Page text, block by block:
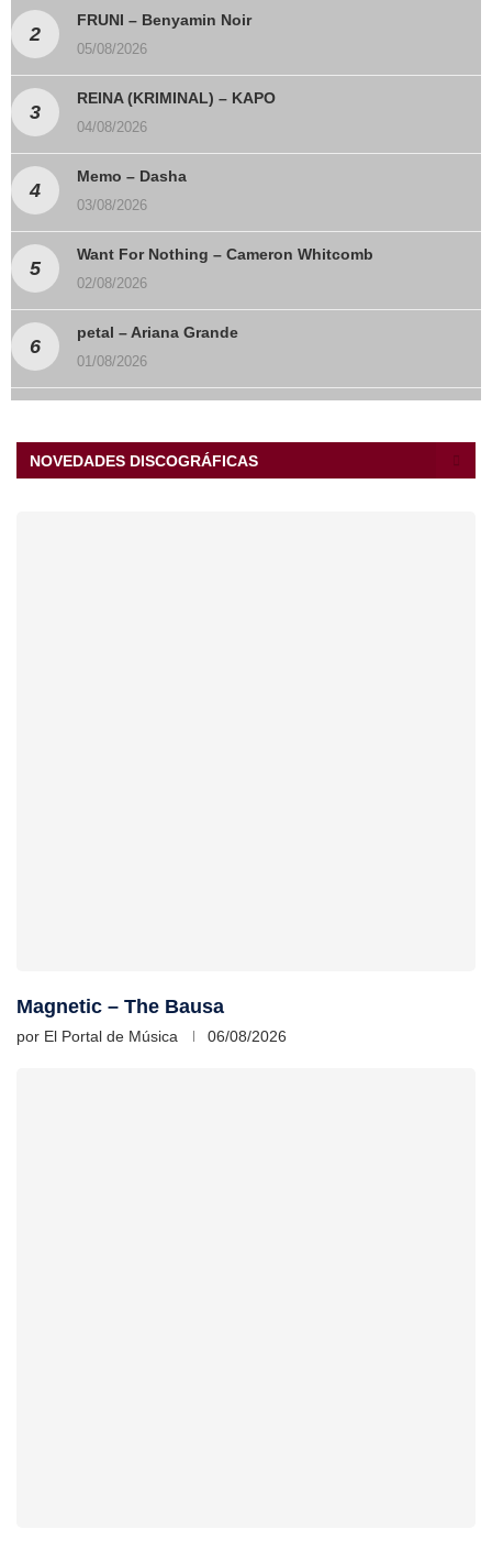
FRUNI – Benyamin Noir
05/08/2026
REINA (KRIMINAL) – KAPO
04/08/2026
Memo – Dasha
03/08/2026
Want For Nothing – Cameron Whitcomb
02/08/2026
petal – Ariana Grande
01/08/2026
NOVEDADES DISCOGRÁFICAS
Magnetic – The Bausa
por El Portal de Música 06/08/2026